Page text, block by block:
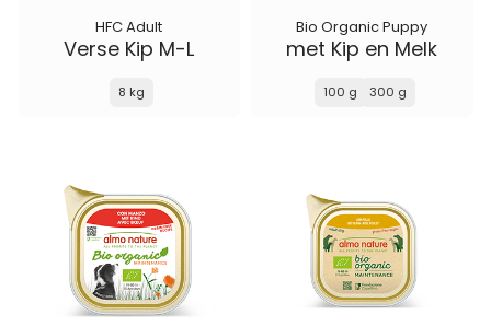
HFC Adult
Verse Kip M-L
8 kg
Bio Organic Puppy
met Kip en Melk
100 g 300 g